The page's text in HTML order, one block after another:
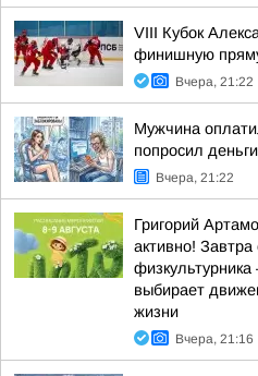
VIII Кубок
финишную
Вчера, 21:22
Мужчина
попросил
Вчера, 21:22
Григорий
активно!
выбирает
жизни
Вчера, 21:16